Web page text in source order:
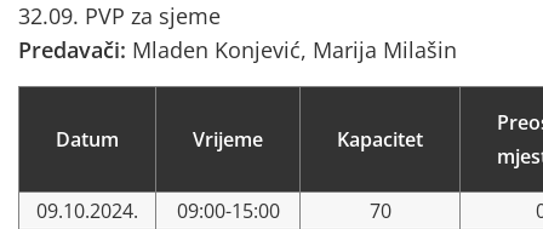
32.09. PVP za sjeme
Predavači: Mladen Konjević, Marija Milašin
Datum Vrijeme Kapacitet
09.10.2024. 09:00-15:00 70